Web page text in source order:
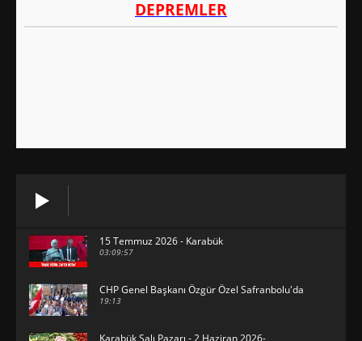
15 Temmuz 2026 - Karabük
03:09:57
CHP Genel Başkanı Özgür Özel Safranbolu'da
19:13
Karabük Salı Pazarı - 2 Haziran 2026-